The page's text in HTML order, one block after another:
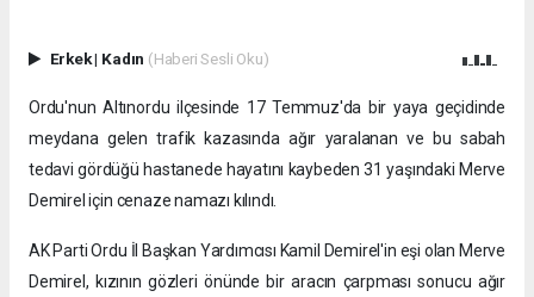
Erkek| Kadın (Haberi Sesli Oku)
Ordu'nun Altınordu ilçesinde 17 Temmuz'da bir yaya geçidinde
meydana gelen trafik kazasında ağır yaralanan ve bu sabah
tedavi gördüğü hastanede hayatını kaybeden 31 yaşındaki Merve
Demirel için cenaze namazı kılındı.
AK Parti Ordu İl Başkan Yardımcısı Kamil Demirel'in eşi olan Merve
Demirel, kızının gözleri önünde bir aracın çarpması sonucu ağır